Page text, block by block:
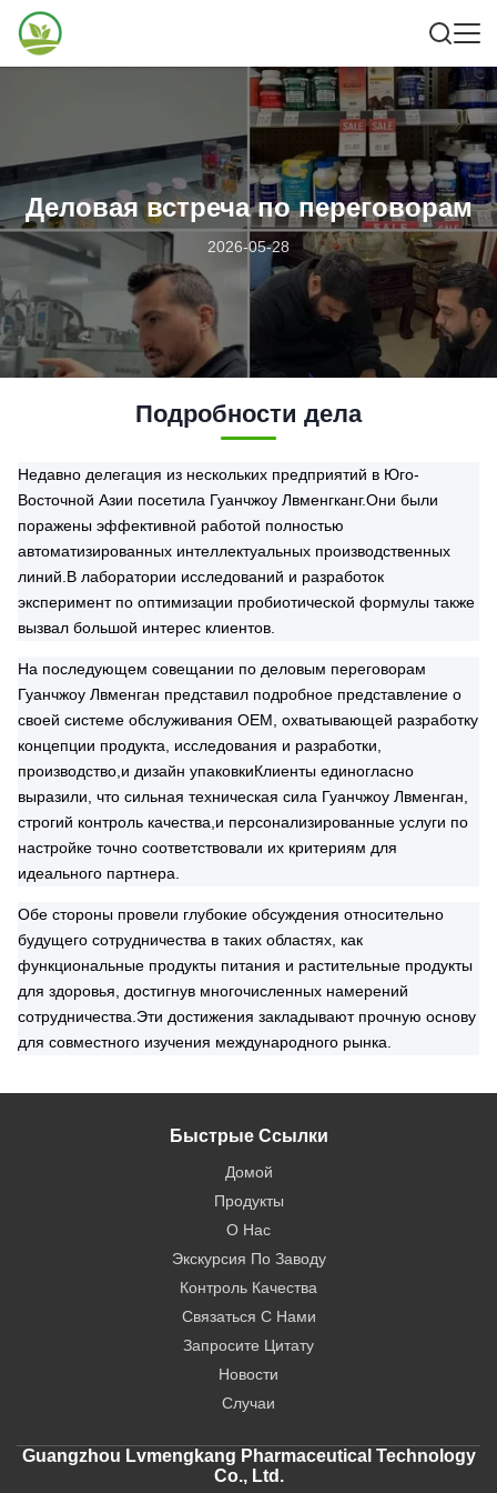
Деловая встреча по переговорам
2026-05-28
Подробности дела
Недавно делегация из нескольких предприятий в Юго-
Восточной Азии посетила Гуанчжоу Лвменгканг.Они были
поражены эффективной работой полностью
автоматизированных интеллектуальных производственных
линий.В лаборатории исследований и разработок
эксперимент по оптимизации пробиотической формулы также
вызвал большой интерес клиентов.
На последующем совещании по деловым переговорам
Гуанчжоу Лвменган представил подробное представление о
своей системе обслуживания OEM, охватывающей разработку
концепции продукта, исследования и разработки,
производство,и дизайн упаковкиКлиенты единогласно
выразили, что сильная техническая сила Гуанчжоу Лвменган,
строгий контроль качества,и персонализированные услуги по
настройке точно соответствовали их критериям для
идеального партнера.
Обе стороны провели глубокие обсуждения относительно
будущего сотрудничества в таких областях, как
функциональные продукты питания и растительные продукты
для здоровья, достигнув многочисленных намерений
сотрудничества.Эти достижения закладывают прочную основу
для совместного изучения международного рынка.
Быстрые Ссылки
Домой
Продукты
О Нас
Экскурсия По Заводу
Контроль Качества
Связаться С Нами
Запросите Цитату
Новости
Случаи
Guangzhou Lvmengkang Pharmaceutical Technology
Co., Ltd.